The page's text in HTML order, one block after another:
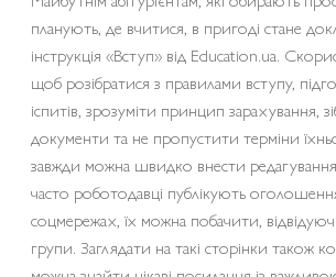
планують, де вчитися, в пригоді стане
інструкція «Вступ» від Education.ua.
щоб розібратися з правилами вступу,
іспитів, зрозуміти принцип зарахування,
документи та не пропустити терміни
завжди можна швидко внести
часто роботодавці публікують
соцмережах, їх можна побачити,
групи. Заглядати на такі сторінки також